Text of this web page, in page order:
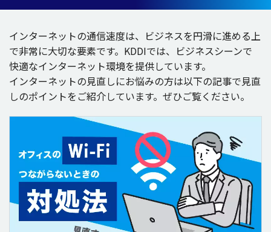
インターネットの通信速度は、 ビジネスを円滑に進める上
で非常に大切な要素です。KDDIでは、 ビジネスシーンで
快適なインターネット環境を提供しています。
インターネットの見直しにお悩みの方は以下の記事で見直
しのポイントをご紹介しています。ぜひご覧ください。